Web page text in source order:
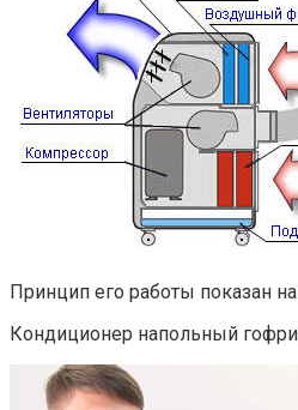
Принцип его работы показан
Кондиционер напольный